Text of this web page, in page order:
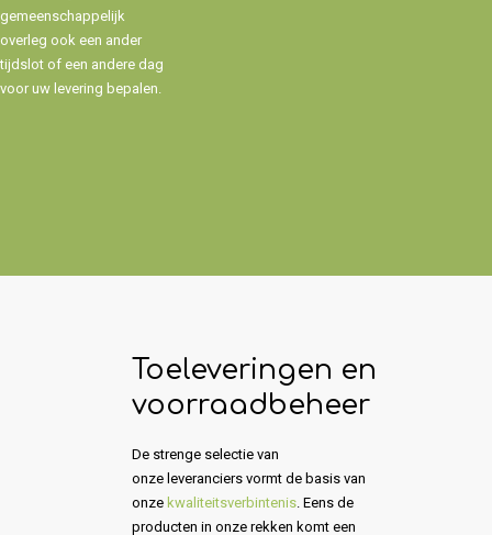
gemeenschappelijk
overleg ook een ander
tijdslot of een andere dag
voor uw levering bepalen.
Toeleveringen en
voorraadbeheer
De strenge selectie van
onze leveranciers vormt de basis van
onze kwaliteitsverbintenis. Eens de
producten in onze rekken komt een